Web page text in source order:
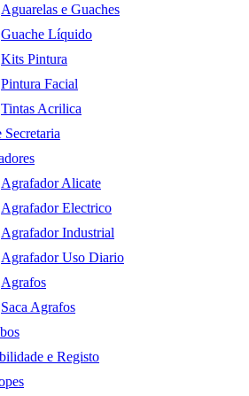
Aguarelas e Guaches
Guache Líquido
Kits Pintura
Pintura Facial
Tintas Acrilica
Agrafador Alicate
Agrafador Electrico
Agrafador Industrial
Agrafador Uso Diario
Agrafos
Saca Agrafos
e Registo